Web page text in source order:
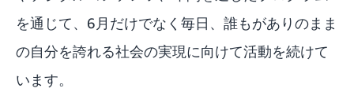
を通じて、6月だけでなく毎日、誰もがありのまま
の自分を誇れる社会の実現に向けて活動を続けて
います。